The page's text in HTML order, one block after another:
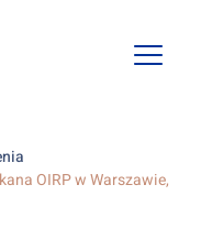
Open
OIRP w Warszawie,